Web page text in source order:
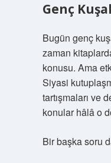
Genç
Bugün genç
zaman
konusu. Ama
Siyasi
tartışmaları ve
konular hâlâ o
Bir başka soru